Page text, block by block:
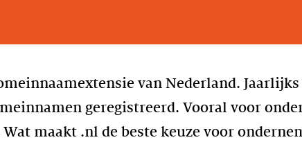
van Nederland.
geregistreerd. Vooral voor
maakt .nl de beste keuze voor